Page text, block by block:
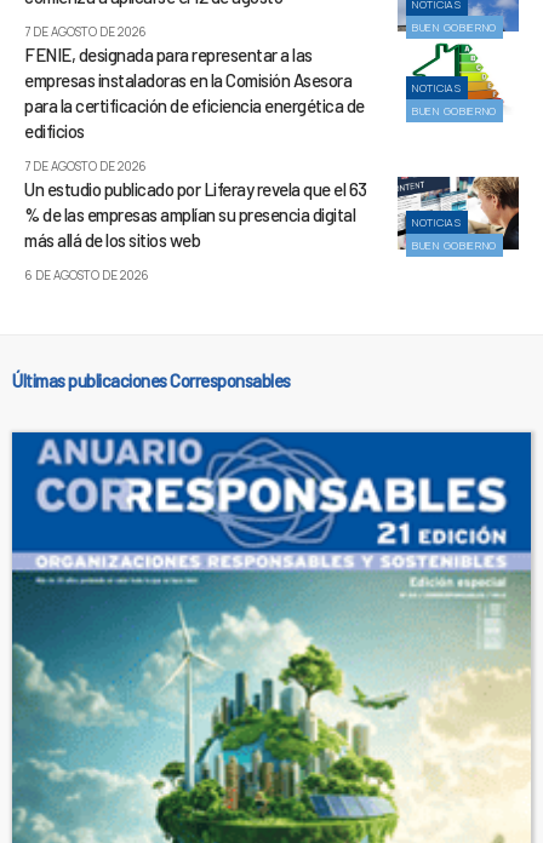
NOTICIAS
BUEN GOBIERNO
7 DE AGOSTO DE 2026
NOTICIAS
BUEN GOBIERNO
FENIE, designada para representar a las
empresas instaladoras en la Comisión Asesora
para la certificación de eficiencia energética de
edificios
7 DE AGOSTO DE 2026
NOTICIAS
BUEN GOBIERNO
Un estudio publicado por Liferay revela que el 63
% de las empresas amplían su presencia digital
más allá de los sitios web
6 DE AGOSTO DE 2026
Últimas publicaciones Corresponsables